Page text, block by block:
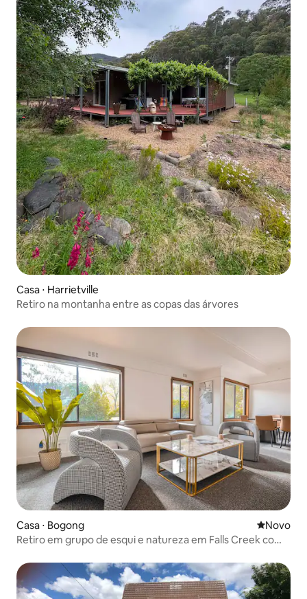
Casa ⋅ Harrietville
Retiro na montanha entre as copas das árvores
Casa ⋅ Bogong Novo
Novo
Retiro em grupo de esqui e natureza em Falls Creek com